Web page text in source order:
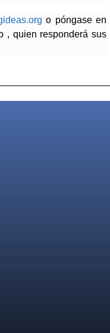
o póngase en
, quien responderá sus